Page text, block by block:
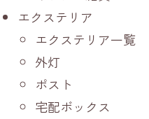
エクステリア
エクステリア一覧
外灯
ポスト
宅配ボックス